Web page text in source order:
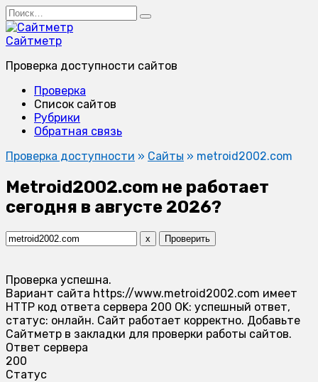
Перейти
к
содержанию
Search
for:
Сайтметр
Проверка доступности сайтов
Проверка
Список сайтов
Рубрики
Обратная связь
Проверка доступности » Сайты » metroid2002.com
Metroid2002.com не работает
сегодня в августе 2026?
x Проверить
Проверка успешна.
Вариант сайта https://www.metroid2002.com имеет
HTTP код ответа сервера 200 OK: успешный ответ,
статус: онлайн. Сайт работает корректно. Добавьте
Сайтметр в закладки для проверки работы сайтов.
Ответ сервера
200
Статус